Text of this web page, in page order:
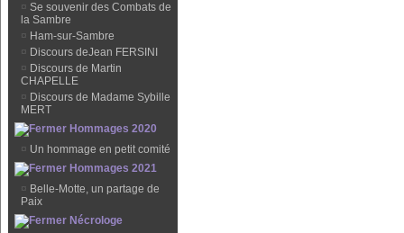
¤ Se souvenir des Combats de
la Sambre
¤ Ham-sur-Sambre
¤ Discours deJean FERSINI
¤ Discours de Martin
CHAPELLE
¤ Discours de Madame Sybille
MERT
Hommages 2020
¤ Un hommage en petit comité
Hommages 2021
¤ Belle-Motte, un partage de
Paix
Nécrologe